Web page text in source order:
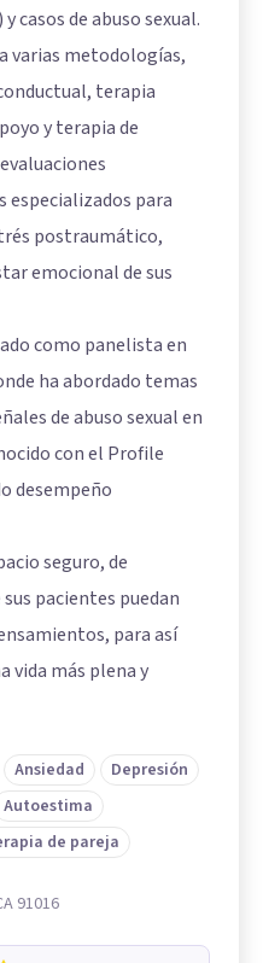
casos de abuso sexual.
varias metodologías,
terapia
y terapia de
para
postraumático,
emocional de sus
como panelista en
ha abordado temas
de abuso sexual en
con el Profile
desempeño
seguro, de
pacientes puedan
para así
vida más plena y
Ansiedad
Depresión
Autoestima
de pareja
91016